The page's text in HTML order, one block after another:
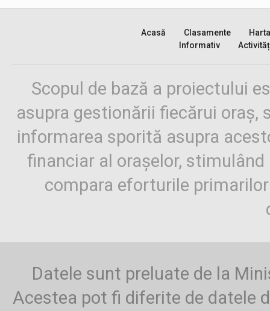
Acasă Clasamente
Harta
Informativ
Scopul de bază a proiectului
asupra gestionării fiecărui oraș,
informarea sporită asupra
financiar al orașelor,
compara eforturile
Datele sunt preluate de la
Acestea pot fi diferite de datele